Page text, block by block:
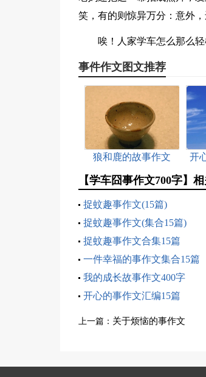
笑，有的则惊异万分：意外
唉！人家学车怎么那么
事件作文图文推荐
狼和鹿的故事作文
开
【学车囧事作文700字】相
捉蚊趣事作文(15篇)
捉蚊趣事作文(集合15篇)
捉蚊趣事作文合集15篇
一件幸福的事作文集合15篇
我的成长故事作文400字
开心的事作文汇编15篇
上一篇： 关于烦恼的事作文